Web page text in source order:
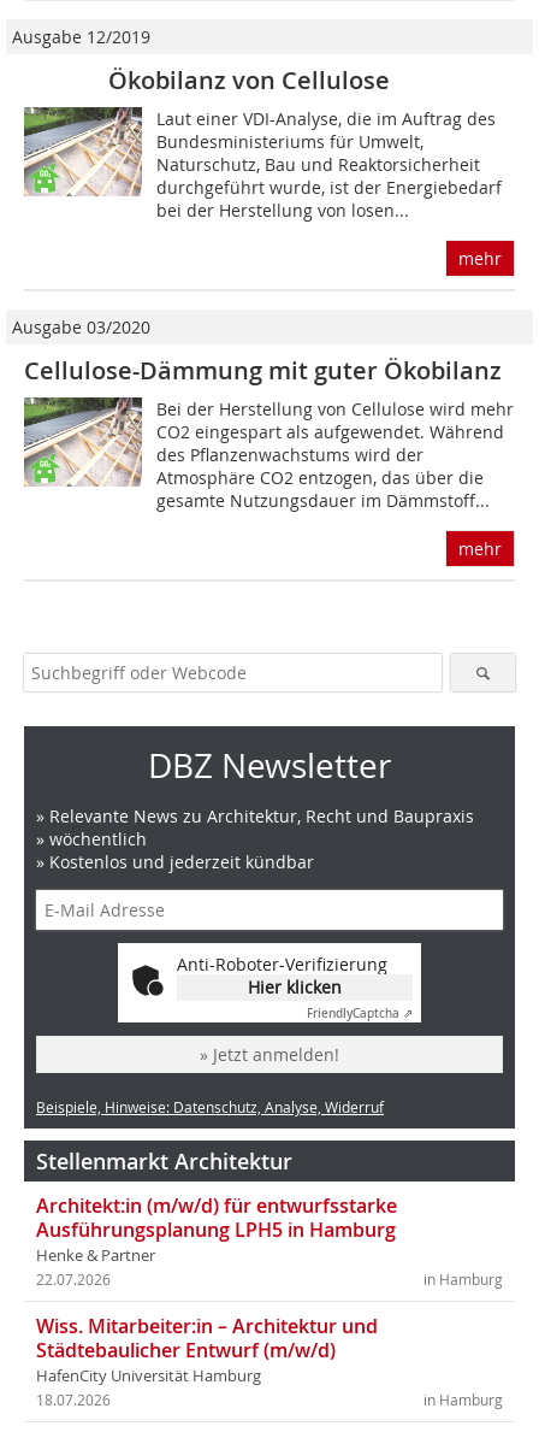
Ausgabe 12/2019
Ökobilanz von Cellulose
Laut einer VDI-Analyse, die im Auftrag des
Bundesministeriums für Umwelt,
Naturschutz, Bau und Reaktorsicherheit
durchgeführt wurde, ist der Energiebedarf
bei der Herstellung von losen...
mehr
Ausgabe 03/2020
Cellulose-Dämmung mit guter Ökobilanz
Bei der Herstellung von Cellulose wird mehr
CO2 eingespart als aufgewendet. Während
des Pflanzenwachstums wird der
Atmosphäre CO2 entzogen, das über die
gesamte Nutzungsdauer im Dämmstoff...
mehr
DBZ Newsletter
» Relevante News zu Architektur, Recht und Baupraxis
» wöchentlich
» Kostenlos und jederzeit kündbar
Anti-Roboter-Verifizierung
Hier klicken
FriendlyCaptcha ⇗
» Jetzt anmelden!
Beispiele, Hinweise: Datenschutz, Analyse, Widerruf
Stellenmarkt Architektur
Architekt:in (m/w/d) für entwurfsstarke
Ausführungsplanung LPH5 in Hamburg
Henke & Partner
in Hamburg
22.07.2026
Wiss. Mitarbeiter:in – Architektur und
Städtebaulicher Entwurf (m/w/d)
HafenCity Universität Hamburg
in Hamburg
18.07.2026